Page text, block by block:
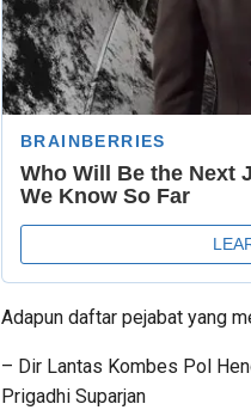
Adapun daftar pejabat yang
– Dir Lantas Kombes Pol
Prigadhi Suparjan